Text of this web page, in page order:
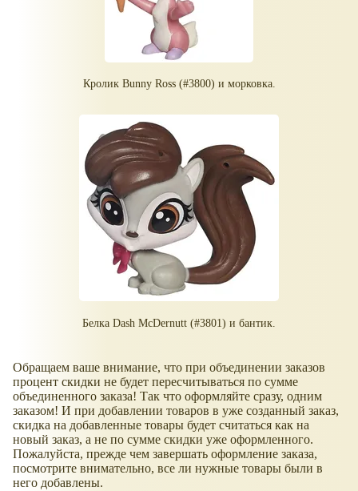
Кролик Bunny Ross (#3800) и морковка.
Белка Dash McDernutt (#3801) и бантик.
Обращаем ваше внимание, что при объединении заказов
процент скидки не будет пересчитываться по сумме
объединенного заказа! Так что оформляйте сразу, одним
заказом! И при добавлении товаров в уже созданный заказ,
скидка на добавленные товары будет считаться как на
новый заказ, а не по сумме скидки уже оформленного.
Пожалуйста, прежде чем завершать оформление заказа,
посмотрите внимательно, все ли нужные товары были в
него добавлены.